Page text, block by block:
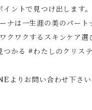
イントで見つけ出します。
ナは一生涯の美のパート
クワクするスキンケア選
つかる #わたしのクリス
よりお問い合わせ下さ